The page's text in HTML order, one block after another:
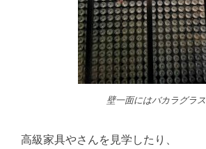
壁一面にはバカラグラス
高級家具やさんを見学したり、